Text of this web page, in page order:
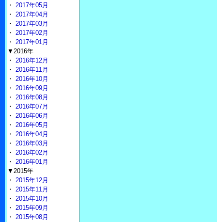
・ 2017年05月
・ 2017年04月
・ 2017年03月
・ 2017年02月
・ 2017年01月
▼2016年
・ 2016年12月
・ 2016年11月
・ 2016年10月
・ 2016年09月
・ 2016年08月
・ 2016年07月
・ 2016年06月
・ 2016年05月
・ 2016年04月
・ 2016年03月
・ 2016年02月
・ 2016年01月
▼2015年
・ 2015年12月
・ 2015年11月
・ 2015年10月
・ 2015年09月
・ 2015年08月